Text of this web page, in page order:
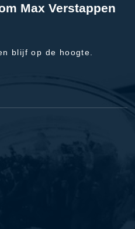
Max Verstappen
blijf op de hoogte.